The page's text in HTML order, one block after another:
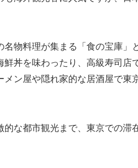
名物料理が集まる「食の宝庫」
鮮丼を味わったり、高級寿司店
ン屋や隠れ家的な居酒屋で東
な都市観光まで、東京での滞